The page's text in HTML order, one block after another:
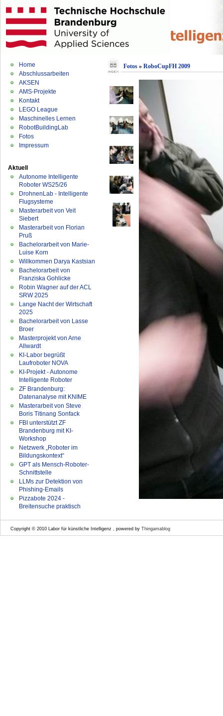
Home
Abschlussarbeiten
AKSEN
AMS-Projekte
Kontakt
LEGO League
Maschinelles Lernen
RobotBuildingLab
Fotos
Impressum
Aktuell
Autonome Intelligente
Roboter WS25/26
DrohnenLab - Intelligente
Flugsysteme
Masterarbeit von Veit
Siebert
Masterarbeit von Florian
Pruß
Bachelorarbeit von Marie-
Luise Korn
Willkommen Darya Kastsian
Bachelorarbeit von
Franziska Gohlicke
Robin Wagner auf der ACL
SRW 2025
Lange Nacht der Wirtschaft
2025
Bachelorarbeit von Lasse
Broer
Masterprojekt von Arne
Allwardt
KI-Labor begrüßt
Laufroboter NOVA
KI-Projekt - Autonome
Intelligente Roboter
ZF Brandenburg:
Datenanalyse mit KNIME
Masterarbeit von Steve
Boris Titinang Sonfack
FBI unterstützt ZF
Brandenburg mit KI-
Workshop
Netzwerk „Roboter im
Bildungskontext“
GPT als Mensch-Roboter-
Schnittstelle
LLMs zur Detektion von
Phishing-Emails
Pizzabote 2024 -
Breitensuche praktisch
Fotos» RoboCupFH 2009
Copyright © 2010 Labor für künstliche Intelligenz , powered by Thingamablog